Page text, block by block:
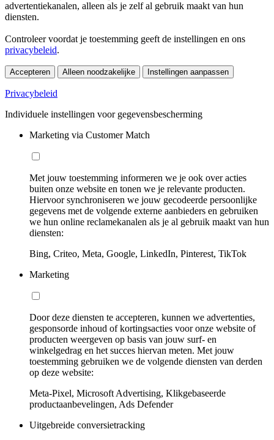
advertentiekanalen, alleen als je zelf al gebruik maakt van hun
diensten.
Controleer voordat je toestemming geeft de instellingen en ons
privacybeleid.
Accepteren Alleen noodzakelijke Instellingen aanpassen
Privacybeleid
Individuele instellingen voor gegevensbescherming
Marketing via Customer Match
Met jouw toestemming informeren we je ook over acties
buiten onze website en tonen we je relevante producten.
Hiervoor synchroniseren we jouw gecodeerde persoonlijke
gegevens met de volgende externe aanbieders en gebruiken
we hun online reclamekanalen als je al gebruik maakt van hun
diensten:
Bing, Criteo, Meta, Google, LinkedIn, Pinterest, TikTok
Marketing
Door deze diensten te accepteren, kunnen we advertenties,
gesponsorde inhoud of kortingsacties voor onze website of
producten weergeven op basis van jouw surf- en
winkelgedrag en het succes hiervan meten. Met jouw
toestemming gebruiken we de volgende diensten van derden
op deze website:
Meta-Pixel, Microsoft Advertising, Klikgebaseerde
productaanbevelingen, Ads Defender
Uitgebreide conversietracking